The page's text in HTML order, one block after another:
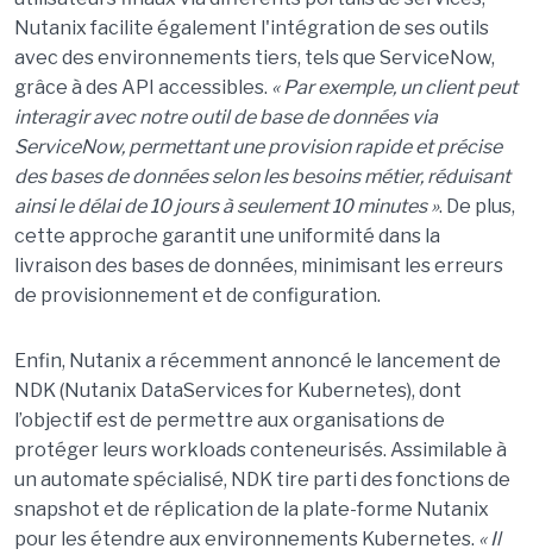
Nutanix facilite également l'intégration de ses outils
avec des environnements tiers, tels que ServiceNow,
grâce à des API accessibles. « Par exemple, un client peut
interagir avec notre outil de base de données via
ServiceNow, permettant une provision rapide et précise
des bases de données selon les besoins métier, réduisant
ainsi le délai de 10 jours à seulement 10 minutes ». De plus,
cette approche garantit une uniformité dans la
livraison des bases de données, minimisant les erreurs
de provisionnement et de configuration.
Enfin, Nutanix a récemment annoncé le lancement de
NDK (Nutanix DataServices for Kubernetes), dont
l’objectif est de permettre aux organisations de
protéger leurs workloads conteneurisés. Assimilable à
un automate spécialisé, NDK tire parti des fonctions de
snapshot et de réplication de la plate-forme Nutanix
pour les étendre aux environnements Kubernetes. « Il